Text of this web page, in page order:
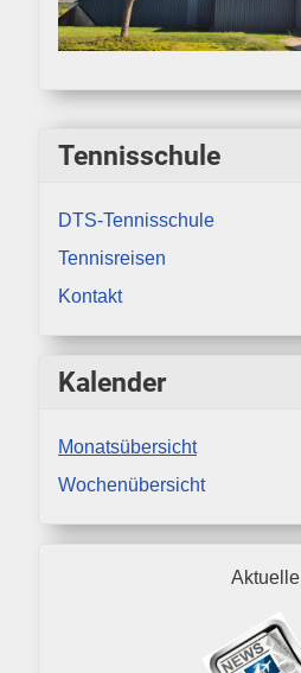
Tennisschule
DTS-Tennisschule
Tennisreisen
Kontakt
Kalender
Monatsübersicht
Wochenübersicht
Aktuelle